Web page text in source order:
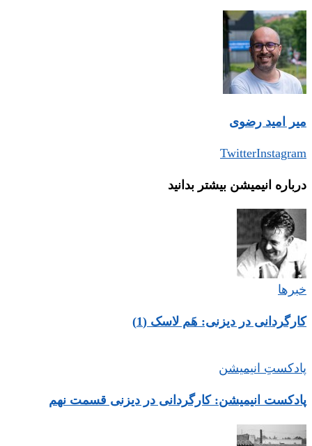
میر امید رضوی
TwitterInstagram
درباره‌ انیمیشن بیشتر بدانید
خبرها
کارگردانی در دیزنی: هَم لاسک (1)
پادکستِ انیمیشن
پادکست انیمیشن: کارگردانی در دیزنی قسمت نهم